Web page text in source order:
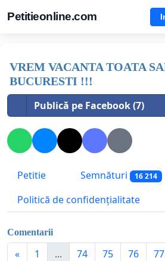
Petitieonline.com
VREM VACANTA TOATA
BUCURESTI !!!
Publică pe Facebook (7)
Petitie Semnături 16 214
Politică de confidențialitate
Comentarii
« 1 ... 74 75 76 77